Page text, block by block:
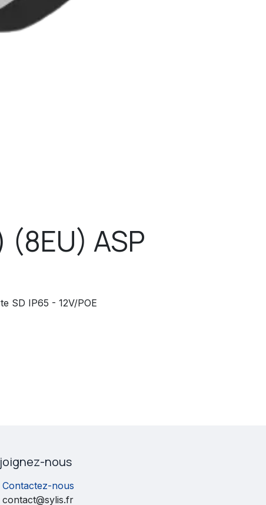
ASP
SD IP65 - 12V/POE
nous
Contactez-nous
contact@sylis.fr